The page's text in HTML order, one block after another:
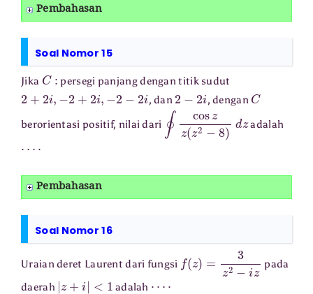
Pembahasan
Soal Nomor 15
Jika C: persegi panjang dengan titik sudut
2 + i,− 2 +2 i ,−2 i , dan 2 i , dengan C
berorientasi positif, nilai dari ∮cos zz(z2 adalah
Pembahasan
Soal Nomor 16
Uraian deret Laurent dari fungsi f(z ) iz
pada
daerah | +i <1 adalah